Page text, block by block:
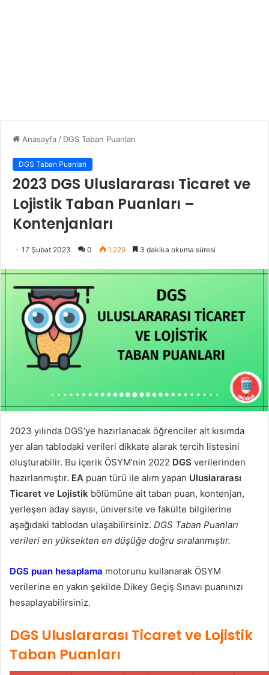
Anasayfa / DGS Taban Puanları
DGS Taban Puanları
2023 DGS Uluslararası Ticaret ve
Lojistik Taban Puanları –
Kontenjanları
17 Şubat 2023 0 1.229 3 dakika okuma süresi
2023 yılında DGS’ye hazırlanacak öğrenciler alt kısımda
yer alan tablodaki verileri dikkate alarak tercih listesini
oluşturabilir. Bu içerik ÖSYM’nin 2022 DGS verilerinden
hazırlanmıştır. EA puan türü ile alım yapan Uluslararası
Ticaret ve Lojistik bölümüne ait taban puan, kontenjan,
yerleşen aday sayısı, üniversite ve fakülte bilgilerine
aşağıdaki tablodan ulaşabilirsiniz. DGS Taban Puanları
verileri en yüksekten en düşüğe doğru sıralanmıştır.
DGS puan hesaplama motorunu kullanarak ÖSYM
verilerine en yakın şekilde Dikey Geçiş Sınavı puanınızı
hesaplayabilirsiniz.
DGS Uluslararası Ticaret ve Lojistik
Taban Puanları